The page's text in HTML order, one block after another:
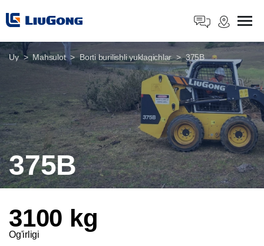
375B
3100 kg
Og'irligi
Uy Mahsulot Borti burilishli yuklagichlar 375B